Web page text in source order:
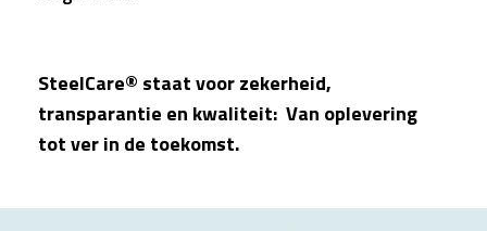
SteelCare® staat voor zekerheid,
transparantie en kwaliteit: Van oplevering
tot ver in de toekomst.